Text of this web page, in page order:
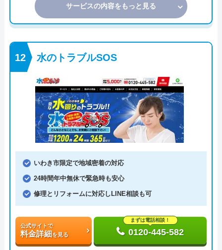
サービスの内容をもっと見る
水のトラブルSOS
いわき市限定で地域密着の対応
24時間年中無休で緊急時も安心
修理とリフォームに対応しLINE相談も可
公式サイトで
料金詳細を見る
まずは電話相談！
0120-445-582